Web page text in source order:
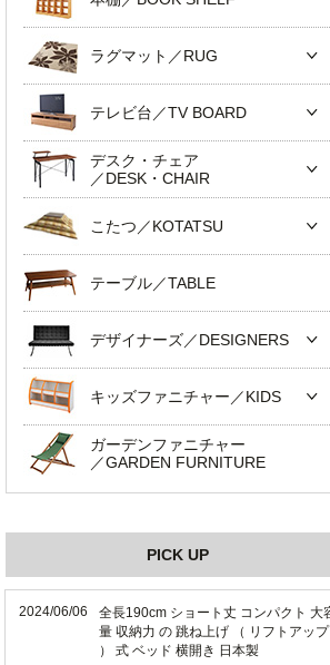
ラグマット／RUG
テレビ台／TV BOARD
デスク・チェア
／DESK・CHAIR
こたつ／KOTATSU
テーブル／TABLE
デザイナーズ／DESIGNERS
キッズファニチャー／KIDS
ガーデンファニチャー
／GARDEN FURNITURE
PICK UP
2024/06/06
全長190cm ショート丈 コンパクト 大
量 収納力 の 跳ね上げ （ リフトアップ
） 式 ベッド 横開き 日本製